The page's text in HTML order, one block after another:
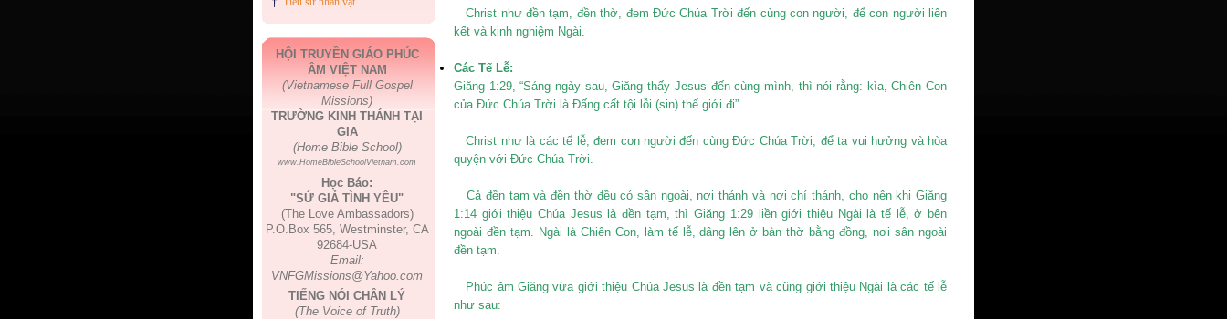
HỘI TRUYỀN GIÁO PHÚC
ÂM VIỆT NAM
(Vietnamese Full Gospel
Missions)
TRƯỜNG KINH THÁNH TẠI
GIA
(Home Bible School)
www.HomeBibleSchoolVietnam.com
Học Báo:
"SỨ GIẢ TÌNH YÊU"
(The Love Ambassadors)
P.O.Box 565, Westminster, CA
92684-USA
Email:
VNFGMissions@Yahoo.com
TIẾNG NÓI CHÂN LÝ
(The Voice of Truth)
Christ như đền tạm, đền thờ, đem Đức Chúa Trời đến cùng con người, để con người liên
kết và kinh nghiệm Ngài.
Các Tế Lễ:
Giăng 1:29, “Sáng ngày sau, Giăng thấy Jesus đến cùng mình, thì nói rằng: kìa, Chiên Con
của Đức Chúa Trời là Đấng cất tội lỗi (sin) thế giới đi”.
Christ như là các tế lễ, đem con người đến cùng Đức Chúa Trời, để ta vui hưởng và hòa
quyện với Đức Chúa Trời.
Cả đền tạm và đền thờ đều có sân ngoài, nơi thánh và nơi chí thánh, cho nên khi Giăng
1:14 giới thiệu Chúa Jesus là đền tạm, thì Giăng 1:29 liền giới thiệu Ngài là tế lễ, ở bên
ngoài đền tạm. Ngài là Chiên Con, làm tế lễ, dâng lên ở bàn thờ bằng đồng, nơi sân ngoài
đền tạm.
Phúc âm Giăng vừa giới thiệu Chúa Jesus là đền tạm và cũng giới thiệu Ngài là các tế lễ
như sau: